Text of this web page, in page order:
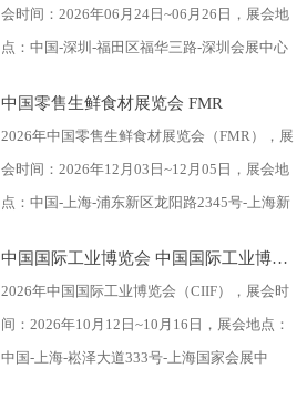
会时间：2026年06月24日~06月26日，展会地
点：中国-深圳-福田区福华三路-深圳会展中心
深圳振华展览有限公司，举办周期：一年一
届，展会面积：40000平米，参展观众：60000
人，参展商数量及参展品牌达到400家。2026
全球消费电子展暨深圳国际消费电子展览
会“GCE”，致力于为全球消费电子生产企业、
中国零售生鲜食材展览会 FMR
2026年中国零售生鲜食材展览会（FMR），展
会时间：2026年12月03日~12月05日，展会地
点：中国-上海-浦东新区龙阳路2345号-上海新
企业协会自有品牌专业委员会，举办周期：一
年一届，展会面积：70000平米，参展观众：
30000人，参展商数量及参展品牌达到1500
家。中国零售生鲜食材展览会FMR（国际生鲜
中国国际工业博览会 中国国际工业博览会 CIIF
2026年中国国际工业博览会（CIIF），展会时
间：2026年10月12日~10月16日，展会地点：
中国-上海-崧泽大道333号-上海国家会展中